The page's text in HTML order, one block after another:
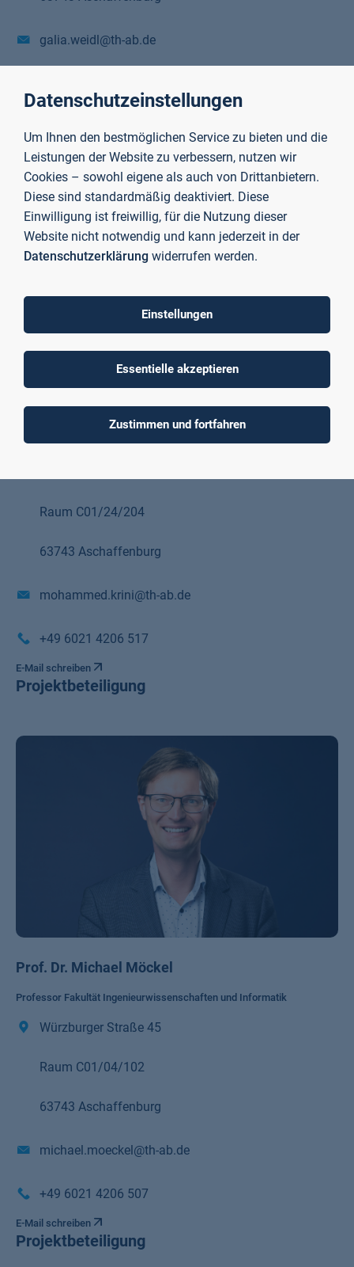
galia.weidl@th-ab.de
Projektbeteiligung
Prof. Dr.-Ing. Mohammed Krini
Professor Fakultät Ingenieurwissenschaften und Informatik
Raum C01/24/204
63743 Aschaffenburg
mohammed.krini@th-ab.de
+49 6021 4206 517
E-Mail schreiben
Projektbeteiligung
Prof. Dr. Michael Möckel
Professor Fakultät Ingenieurwissenschaften und Informatik
Würzburger Straße 45
Raum C01/04/102
63743 Aschaffenburg
michael.moeckel@th-ab.de
+49 6021 4206 507
E-Mail schreiben
Projektbeteiligung
Datenschutzeinstellungen
Um Ihnen den bestmöglichen Service zu bieten und die
Leistungen der Website zu verbessern, nutzen wir
Cookies – sowohl eigene als auch von Drittanbietern.
Diese sind standardmäßig deaktiviert. Diese
Einwilligung ist freiwillig, für die Nutzung dieser
Website nicht notwendig und kann jederzeit in der
Datenschutzerklärung widerrufen werden.
Einstellungen
Essentielle akzeptieren
Zustimmen und fortfahren